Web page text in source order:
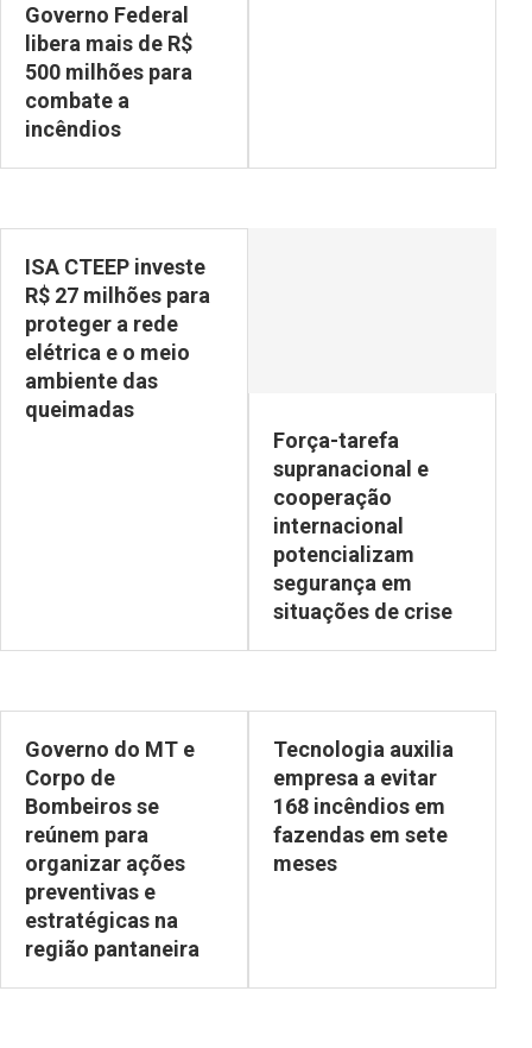
Governo Federal
libera mais de R$
500 milhões para
combate a
incêndios
ISA CTEEP investe
R$ 27 milhões para
proteger a rede
elétrica e o meio
ambiente das
queimadas
Força-tarefa
supranacional e
cooperação
internacional
potencializam
segurança em
situações de crise
Governo do MT e
Corpo de
Bombeiros se
reúnem para
organizar ações
preventivas e
estratégicas na
região pantaneira
Tecnologia auxilia
empresa a evitar
168 incêndios em
fazendas em sete
meses